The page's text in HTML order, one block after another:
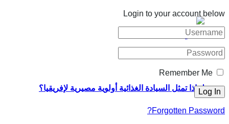
لماذا تمثل السيادة الغذائية أولوية مصيرية لإفريقيا؟
Login to your account below
Remember Me
Forgotten Password?